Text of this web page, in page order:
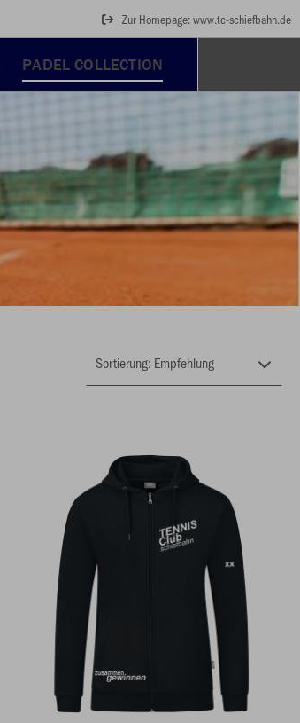
Zur Homepage: www.tc-schiefbahn.de
PADEL COLLECTION